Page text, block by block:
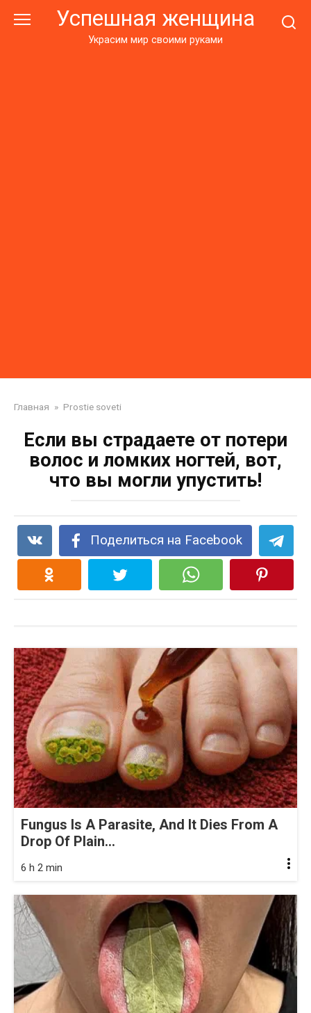
Успешная женщина
Украсим мир своими руками
Главная » Prostie soveti
Если вы страдаете от потери
волос и ломких ногтей, вот,
что вы могли упустить!
Поделиться на Facebook
Fungus Is A Parasite, And It Dies From A
Drop Of Plain...
6 h 2 min